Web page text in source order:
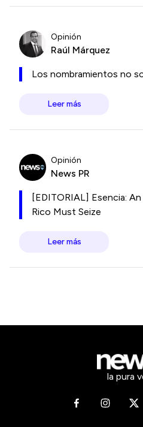
Opinión
Raúl Márquez
Los nombramientos no
Leer más
Opinión
News PR
[EDITORIAL] Esencia:
Rico Must Seize
Leer más
la pura